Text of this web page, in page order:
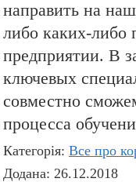
направить на
либо каких-
предприятии. В
ключевых
совместно
процесса
Категорія: Все про
Додана: 26.12.2018